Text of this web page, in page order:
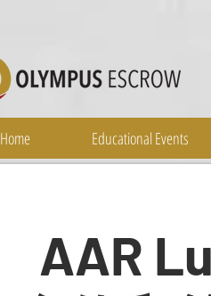
Home Educational Events
AAR